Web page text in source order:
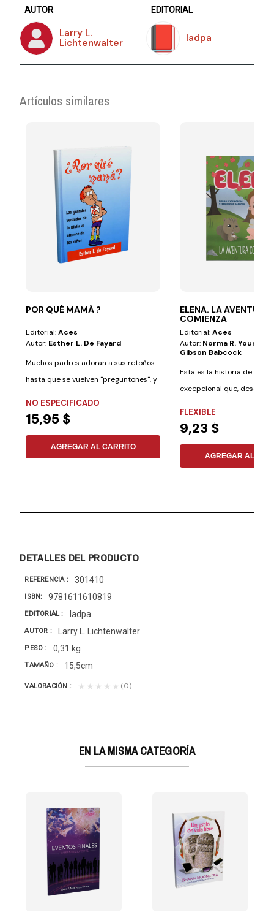
AUTOR
Larry L.
Lichtenwalter
EDITORIAL
Iadpa
Artículos similares
POR QUÉ MAMÁ ?
Editorial:Aces
Autor: Esther L. De Fayard
Muchos padres adoran a sus retoños
hasta que se vuelven "preguntones", y
NO ESPECIFICADO
15,95 $
AGREGAR AL CARRITO
ELENA. LA AVENTURA
COMIENZA
Editorial:Aces
Autor: Norma R.
Gibson Babcock
Esta es la historia de una
excepcional que, desde
FLEXIBLE
9,23 $
AGREGAR AL
DETALLES DEL PRODUCTO
REFERENCIA 301410
ISBN 9781611610819
EDITORIAL Iadpa
AUTOR Larry L. Lichtenwalter
PESO 0,31 kg
TAMAÑO 15,5cm
VALORACIÓN ★★★★★ (0)
EN LA MISMA CATEGORÍA
sí, pero...
PRACTICARLA T1